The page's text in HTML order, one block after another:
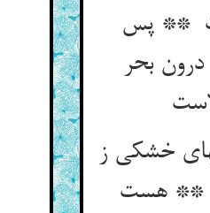
** پس
بحر
خشکی ز
** هست